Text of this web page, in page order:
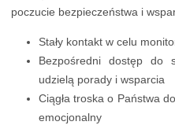
poczucie bezpieczeństwa i
Stały kontakt w celu
Bezpośredni dostęp do
udzielą porady i wsparcia
Ciągła troska o Państwa
emocjonalny